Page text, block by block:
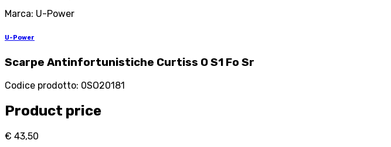
Marca: U-Power
U-Power
Scarpe Antinfortunistiche Curtiss O S1 Fo Sr
Codice prodotto: 0SO20181
Product price
€ 43,50